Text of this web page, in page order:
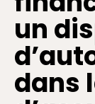
un
dans